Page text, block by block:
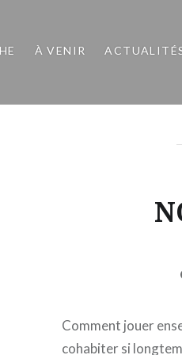
À VENIR
Comment jouer
cohabiter si